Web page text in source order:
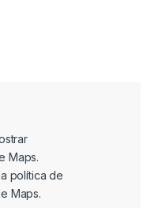
Google Maps
Maps.
política de
Maps.